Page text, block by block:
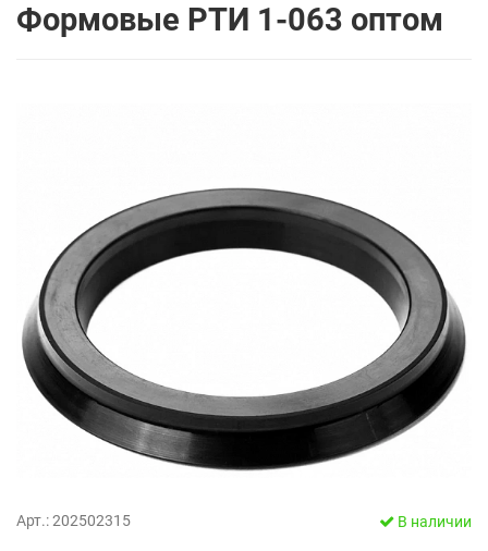
Формовые РТИ 1-063 оптом
Арт.: 202502315 В наличии